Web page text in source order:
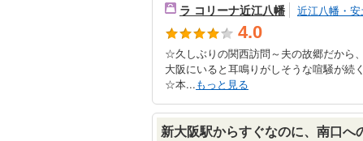
ラ コリーナ近江八幡 近江八幡・
4.0
☆久しぶりの関西訪問～夫の故郷だから
大阪にいると耳鳴りがしそうな喧騒が続
☆本...もっと見る
新大阪駅からすぐなのに、南口へ